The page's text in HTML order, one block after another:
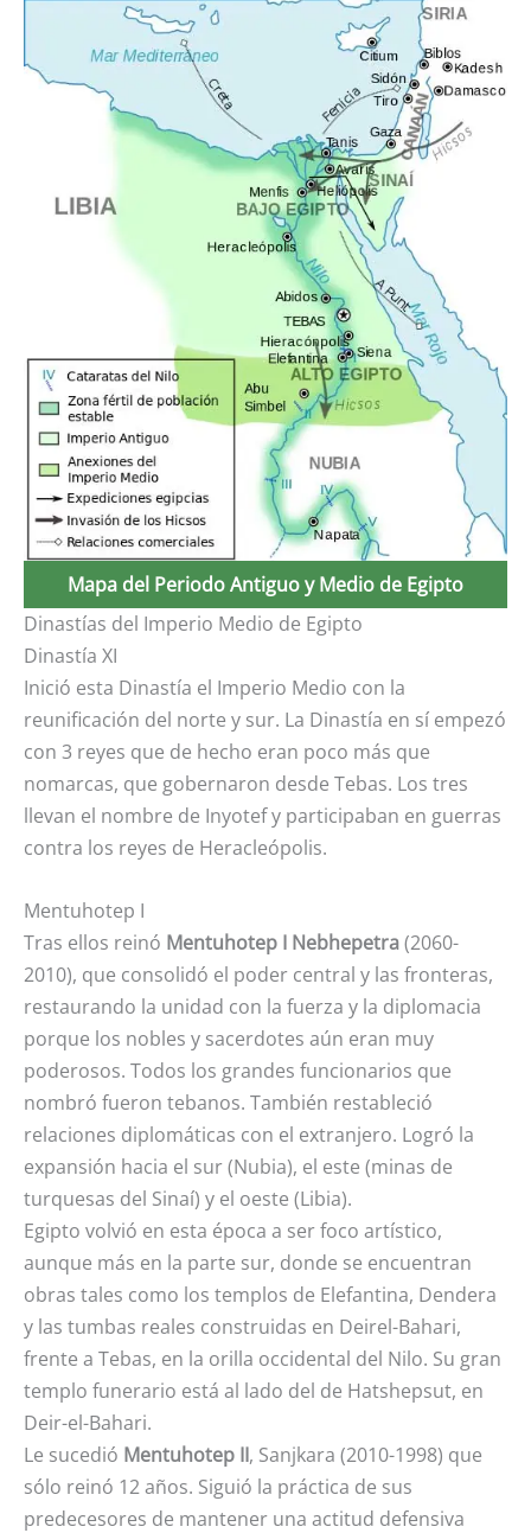
Mapa del Periodo Antiguo y Medio de Egipto
Dinastías del Imperio Medio de Egipto
Dinastía XI
Inició esta Dinastía el Imperio Medio con la
reunificación del norte y sur. La Dinastía en sí empezó
con 3 reyes que de hecho eran poco más que
nomarcas, que gobernaron desde Tebas. Los tres
llevan el nombre de Inyotef y participaban en guerras
contra los reyes de Heracleópolis.
Mentuhotep I
Tras ellos reinó Mentuhotep I Nebhepetra(2060-
2010), que consolidó el poder central y las fronteras,
restaurando la unidad con la fuerza y la diplomacia
porque los nobles y sacerdotes aún eran muy
poderosos. Todos los grandes funcionarios que
nombró fueron tebanos. También restableció
relaciones diplomáticas con el extranjero. Logró la
expansión hacia el sur (Nubia), el este (minas de
turquesas del Sinaí) y el oeste (Libia).
Egipto volvió en esta época a ser foco artístico,
aunque más en la parte sur, donde se encuentran
obras tales como los templos de Elefantina, Dendera
y las tumbas reales construidas en Deirel-Bahari,
frente a Tebas, en la orilla occidental del Nilo. Su gran
templo funerario está al lado del de Hatshepsut, en
Deir-el-Bahari.
Le sucedió Mentuhotep II, Sanjkara (2010-1998) que
sólo reinó 12 años. Siguió la práctica de sus
predecesores de mantener una actitud defensiva